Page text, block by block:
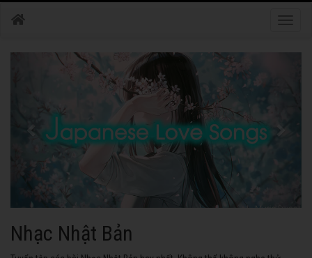
Nhạc Nhật Bản